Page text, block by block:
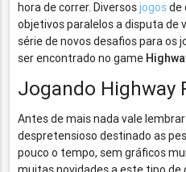
hora de correr. Diversosjogosde
objetivos paralelos a disputa de
série de novos desafios para os
ser encontrado no game
Jogando Highway
Antes de mais nada vale
despretensioso destinado as
pouco o tempo, sem gráficos